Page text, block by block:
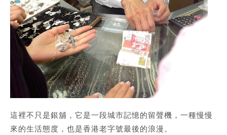
這裡不只是銀舖，它是一段城市記憶的留聲機 ，一種慢慢
來的生活態度 ，也是香港老字號最後的浪漫。